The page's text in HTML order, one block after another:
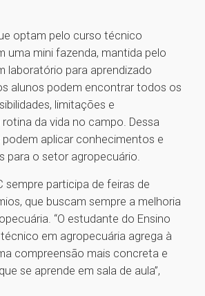
optam pelo curso técnico
uma mini fazenda, mantida pelo
laboratório para aprendizado
alunos podem encontrar todos os
limitações e
da vida no campo. Dessa
aplicar conhecimentos e
para o setor agropecuário.
sempre participa de feiras de
que buscam sempre a melhoria
“O estudante do Ensino
em agropecuária agrega à
compreensão mais concreta e
se aprende em sala de aula”,